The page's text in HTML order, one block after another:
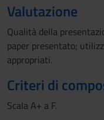
Valutazione
Qualità della
paper presentato;
appropriati.
Criteri di
Scala A+ a F.